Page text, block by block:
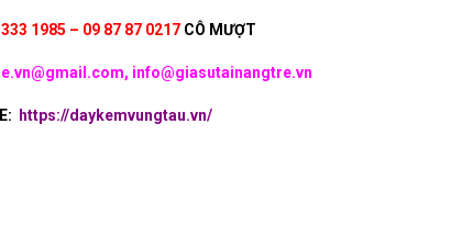
1985 – 09 87 87 0217 CÔ MƯỢT
info@giasutainangtre.vn
https://daykemvungtau.vn/